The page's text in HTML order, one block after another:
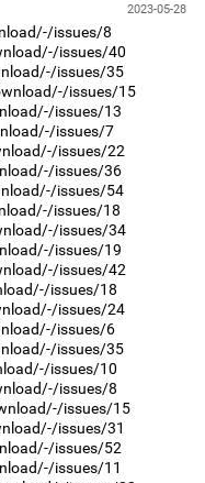
2023-05-28
issues/8
issues/40
issues/35
issues/15
issues/13
issues/7
issues/22
issues/36
issues/54
issues/18
issues/34
issues/19
issues/42
issues/18
issues/24
issues/6
issues/35
issues/10
issues/8
issues/15
issues/31
issues/52
issues/11